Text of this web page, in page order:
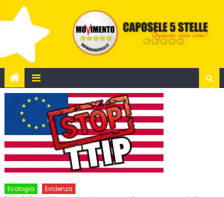
to
Ecologia Evidenza